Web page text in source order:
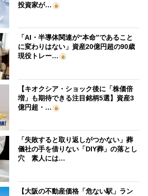
投資家が…
「AI・半導体関連が“本命”であること
に変わりはない」資産20億円超の90歳
現役トレー…
【キオクシア・ショック後に「株価倍
増」も期待できる注目銘柄5選】資産3
億円超・…
「失敗すると取り返しがつかない」葬
儀社の手を借りない「DIY葬」の落とし
穴 素人には…
【大阪の不動産価格「危ない駅」ラン